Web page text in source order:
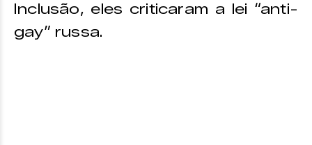
Inclusão, eles criticaram a lei “anti-
gay” russa.